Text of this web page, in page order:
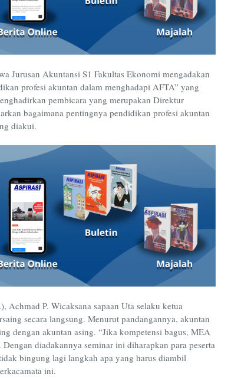
Jurusan Akuntansi S1 Fakultas Ekonomi mengadakan
profesi akuntan dalam menghadapi AFTA” yang
pembicara yang merupakan Direktur
bagaimana pentingnya pendidikan profesi akuntan
diakui.
P. Wicaksana sapaan Uta selaku ketua
secara langsung. Menurut pandangannya, akuntan
dengan akuntan asing. “Jika kompetensi bagus, MEA
diadakannya seminar ini diharapkan para peserta
bingung lagi langkah apa yang harus diambil
ini.